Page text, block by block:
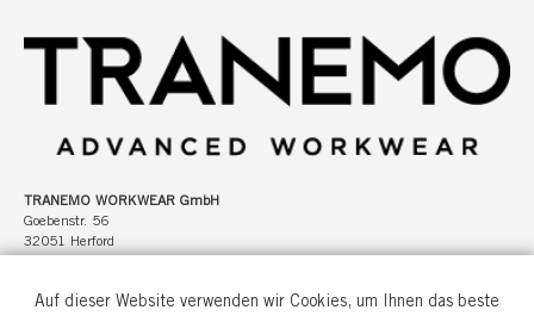
TRANEMO WORKWEAR GmbH
Goebenstr. 56
32051 Herford
Auf dieser Website verwenden wir Cookies, um Ihnen das beste